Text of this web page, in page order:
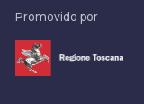
Promovido por